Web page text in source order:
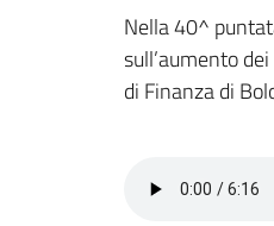
Nella 40^
sull’aumento
di Finanza di